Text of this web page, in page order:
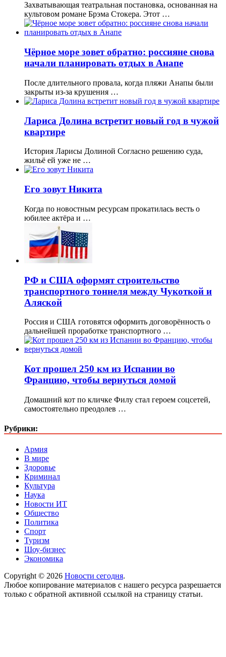
Захватывающая театральная постановка, основанная на
культовом романе Брэма Стокера. Этот …
Чёрное море зовет обратно: россияне снова
начали планировать отдых в Анапе
После длительного провала, когда пляжи Анапы были
закрыты из-за крушения …
Лариса Долина встретит новый год в чужой
квартире
История Ларисы Долиной Согласно решению суда,
жильё ей уже не …
Его зовут Никита
Когда по новостным ресурсам прокатилась весть о
юбилее актёра и …
РФ и США оформят строительство
транспортного тоннеля между Чукоткой и
Аляской
Россия и США готовятся оформить договорённость о
дальнейшей проработке транспортного …
Кот прошел 250 км из Испании во
Францию, чтобы вернуться домой
Домашний кот по кличке Филу стал героем соцсетей,
самостоятельно преодолев …
Рубрики:
Армия
В мире
Здоровье
Криминал
Культура
Наука
Новости ИТ
Общество
Политика
Спорт
Туризм
Шоу-бизнес
Экономика
Copyright © 2026 Новости сегодня.
Любое копирование материалов с нашего ресурса разрешается
только с обратной активной ссылкой на страницу статьи.